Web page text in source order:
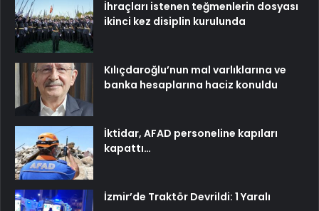
İhraçları istenen teğmenlerin dosyası
ikinci kez disiplin kurulunda
Kılıçdaroğlu’nun mal varlıklarına ve
banka hesaplarına haciz konuldu
İktidar, AFAD personeline kapıları
kapattı…
İzmir’de Traktör Devrildi: 1 Yaralı